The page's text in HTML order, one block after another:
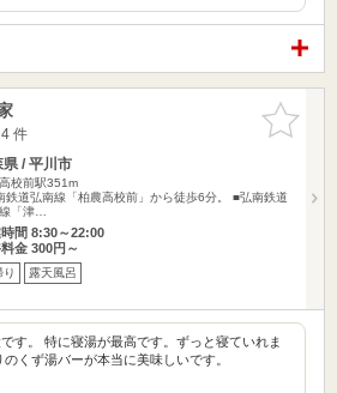
お気に入
りに追加
件
県 / 平川市
校前駅351m
鉄道弘南線「柏農高校前」から徒歩6分。 ■弘南鉄道
「津…
間 8:30～22:00
金 300円～
り 露天風呂
す。 特に寝湯が最高です。ずっと寝ていれま
くず湯バーが本当に美味しいです。